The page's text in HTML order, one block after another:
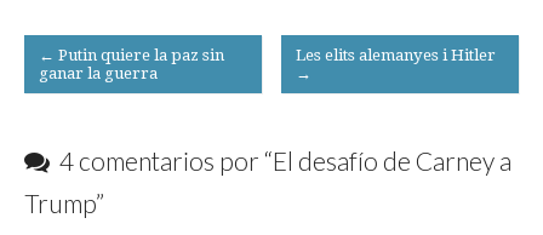
Post
navigation
← Putin quiere la paz sin
ganar la guerra
Les elits alemanyes i Hitler
→
4 comentarios por “El desafío de Carney a
Trump”